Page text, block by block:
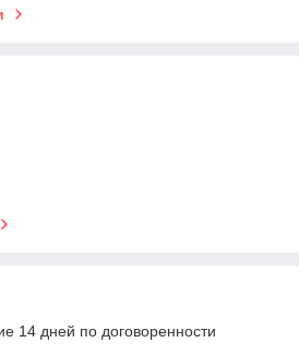
14 дней по договоренности